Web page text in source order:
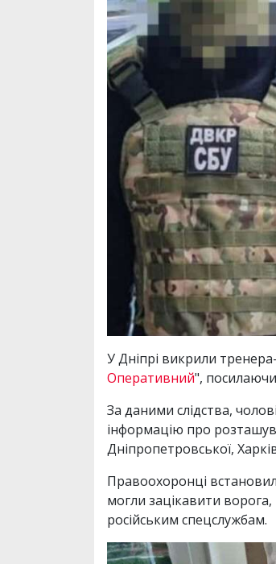
У Дніпрі викрили
Оперативний",
За даними слідства,
інформацію про
Дніпропетровської,
Правоохоронці
могли зацікавити ворога,
російським спецслужбам.